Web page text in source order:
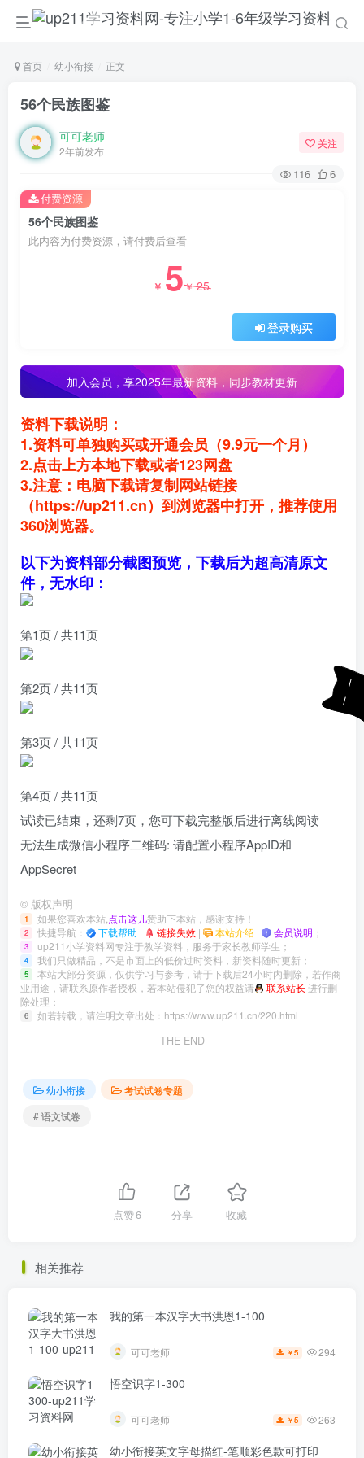
首页 幼小衔接 正文
56个民族图鉴
可可老师
2年前发布
关注
116 6
56个民族图鉴
此内容为付费资源，请付费后查看
￥ 5￥25
登录购买
付费资源
加入会员， 享2025年最新资料，同步教材更新
资料下载说明：
1.资料可单独购买或开通会员（9.9元一个月）
2.点击上方本地下载或者123网盘
3.注意：电脑下载请复制网站链接
（https://up211.cn）到浏览器中打开，推荐使用
360浏览器。
以下为资料部分截图预览，下载后为超高清原文
件，无水印：
第1页 / 共11页
第2页 / 共11页
第3页 / 共11页
第4页 / 共11页
试读已结束，还剩7页，您可下载完整版后进行离线阅读
无法生成微信小程序二维码: 请配置小程序AppID和
AppSecret
© 版权声明
1 如果您喜欢本站, 点击这儿赞助下本站，感谢支持！
2 快捷导航： 下载帮助 | 链接失效 | 本站介绍 | 会员说明 ；
3 up211小学资料网专注于教学资料，服务于家长教师学生；
4 我们只做精品，不是市面上的低价过时资料，新资料随时更新；
5
本站大部分资源，仅供学习与参考，请于下载后24小时内删除，若作商
业用途，请联系原作者授权，若本站侵犯了您的权益请
联系站长 进行删
除处理；
6 如若转载，请注明文章出处： https://www.up211.cn/220.html
THE END
幼小衔接
考试试卷专题
# 语文试卷
点赞6 分享 收藏
相关推荐
我的第一本汉字大书洪恩1-100
可可老师 ￥5 294
悟空识字1-300
可可老师 ￥5 263
幼小衔接英文字母描红-笔顺彩色款可打印